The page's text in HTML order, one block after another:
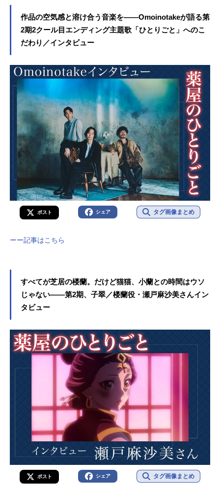
作品の空気感と溶け合う音楽を――Omoinotakeが語る第
2期2クール目エンディング主題歌「ひとりごと」へのこ
だわり／インタビュー
ポスト シェア タグ画像まとめ
ーー記事はこちら
すべてが芝居の楼蘭。だけど猫猫、小蘭との時間はウソ
じゃない――第2期、子翠／楼蘭役・瀬戸麻沙美さんイン
タビュー
ポスト シェア タグ画像まとめ